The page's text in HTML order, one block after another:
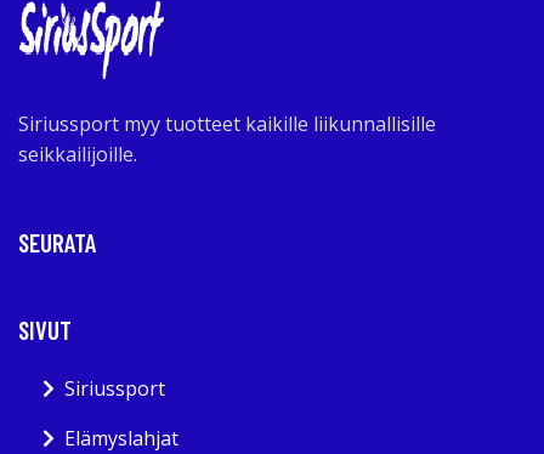
Siriussport myy tuotteet kaikille liikunnallisille
seikkailijoille.
SEURATA
SIVUT
Siriussport
Elämyslahjat